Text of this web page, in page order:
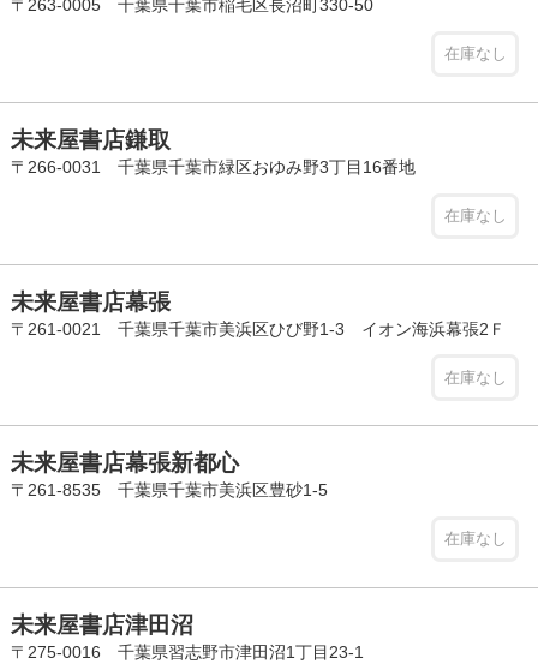
〒263-0005 千葉県千葉市稲毛区長沼町330-50
在庫なし
未来屋書店鎌取
〒266-0031 千葉県千葉市緑区おゆみ野3丁目16番地
在庫なし
未来屋書店幕張
〒261-0021 千葉県千葉市美浜区ひび野1-3 イオン海浜幕張2Ｆ
在庫なし
未来屋書店幕張新都心
〒261-8535 千葉県千葉市美浜区豊砂1-5
在庫なし
未来屋書店津田沼
〒275-0016 千葉県習志野市津田沼1丁目23-1